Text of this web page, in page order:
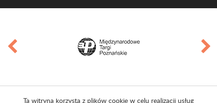
Ta witryna korzysta z plików cookie w celu realizacji usług